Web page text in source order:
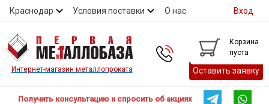
Краснодар Условия поставки О нас
Контакты
Контакты
Вход
Интернет-магазин металлопроката
Корзина
пуста
Оставить заявку
Получить консультацию и спросить об акциях